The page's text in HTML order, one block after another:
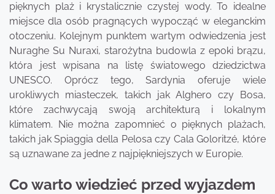
pięknych plaż i krystalicznie czystej wody. To idealne
miejsce dla osób pragnących wypocząć w eleganckim
otoczeniu. Kolejnym punktem wartym odwiedzenia jest
Nuraghe Su Nuraxi, starożytna budowla z epoki brązu,
która jest wpisana na listę światowego dziedzictwa
UNESCO. Oprócz tego, Sardynia oferuje wiele
urokliwych miasteczek, takich jak Alghero czy Bosa,
które zachwycają swoją architekturą i lokalnym
klimatem. Nie można zapomnieć o pięknych plażach,
takich jak Spiaggia della Pelosa czy Cala Goloritzé, które
są uznawane za jedne z najpiękniejszych w Europie.
Co warto wiedzieć przed wyjazdem